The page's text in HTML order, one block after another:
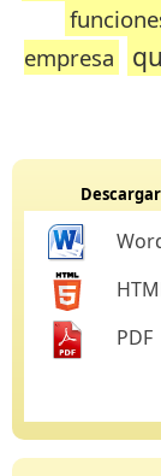
empresa
Descargar
PDF